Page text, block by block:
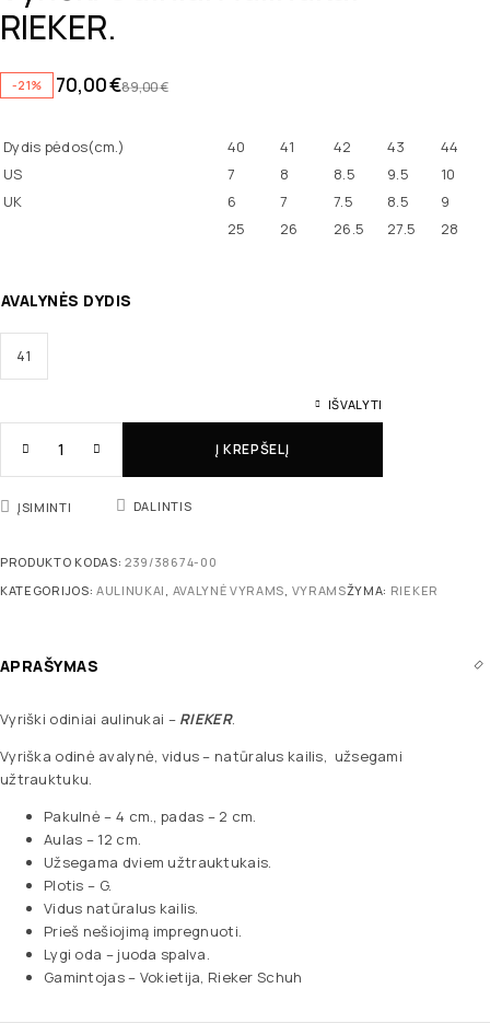
RIEKER.
-21% 89,00€
70,00€
Dydis pėdos(cm.) 40 41 42 43
44
US
7 8 8.5 9.5
10
UK
6 7 7.5 8.5
9
25
26 26.5 27.5 28
AVALYNĖS DYDIS
41
IŠVALYTI
Į KREPŠELĮ
ĮSIMINTI DALINTIS
PRODUKTO KODAS: 239/38674-00
KATEGORIJOS: AULINUKAI AVALYNĖ VYRAMS VYRAMSŽYMA: RIEKER
APRAŠYMAS
Vyriški odiniai aulinukai – RIEKER.
Vyriška odinė avalynė, vidus – natūralus kailis, užsegami
užtrauktuku.
Pakulnė – 4 cm., padas – 2 cm.
Aulas – 12 cm.
Užsegama dviem užtrauktukais.
Plotis – G.
Vidus natūralus kailis.
Prieš nešiojimą impregnuoti.
Lygi oda – juoda spalva.
Gamintojas – Vokietija, Rieker Schuh